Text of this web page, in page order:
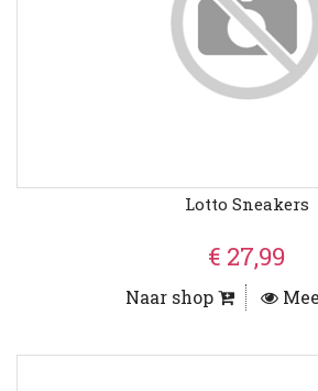
Lotto Sneakers
€ 27,99
Naar shop